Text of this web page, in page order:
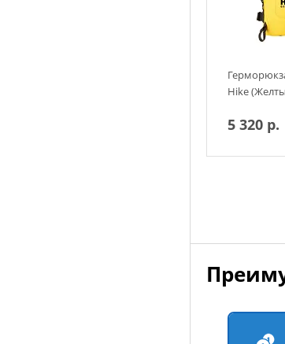
Hike
5 320 р.